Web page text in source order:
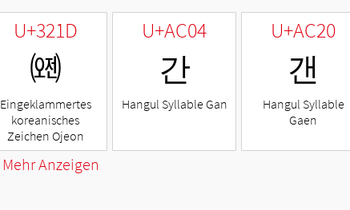
U+321D
㈝
Eingeklammertes
koreanisches
Zeichen Ojeon
U+AC04
간
Hangul Syllable Gan
U+AC20
갠
Hangul Syllable
Gaen
Mehr Anzeigen